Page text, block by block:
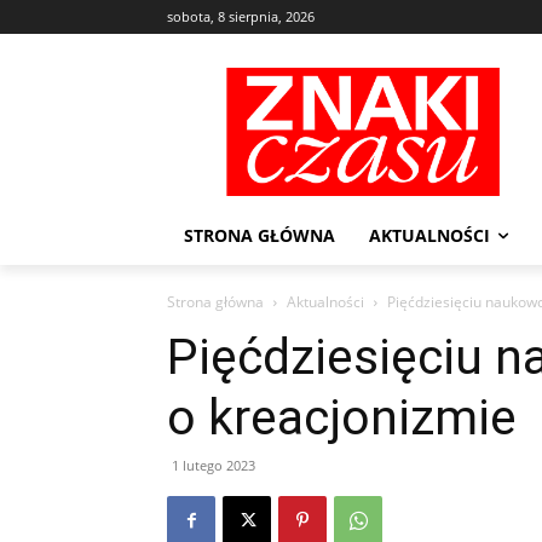
sobota, 8 sierpnia, 2026
STRONA GŁÓWNA AKTUALNOŚCI
Strona główna Aktualności Pięćdziesięciu
Pięćdziesięciu
o kreacjonizmie
1 lutego 2023